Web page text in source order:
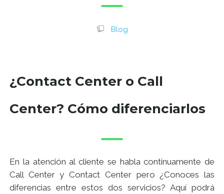
Blog
¿Contact Center o Call
Center? Cómo diferenciarlos
En la atención al cliente se habla continuamente de
Call Center y Contact Center pero ¿Conoces las
diferencias entre estos dos servicios? Aquí podrá